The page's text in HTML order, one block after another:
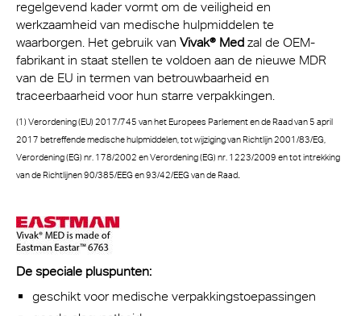
regelgevend kader vormt om de veiligheid en
werkzaamheid van medische hulpmiddelen te
waarborgen. Het gebruik van Vivak® Med zal de OEM-
fabrikant in staat stellen te voldoen aan de nieuwe MDR
van de EU in termen van betrouwbaarheid en
traceerbaarheid voor hun starre verpakkingen.
(1) Verordening (EU) 2017/745 van het Europees Parlement en de Raad van 5 april
2017 betreffende medische hulpmiddelen, tot wijziging van Richtlijn 2001/83/EG,
Verordening (EG) nr. 178/2002 en Verordening (EG) nr. 1223/2009 en tot intrekking
van de Richtlijnen 90/385/EEG en 93/42/EEG van de Raad.
De speciale pluspunten:
geschikt voor medische verpakkingstoepassingen